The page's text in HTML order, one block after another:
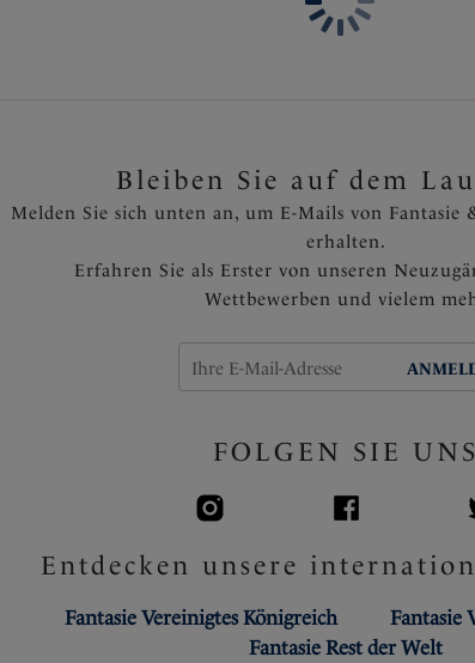
Bleiben Sie auf dem
Melden Sie sich unten an, um E-Mails von Fantasie
erhalten.
Erfahren Sie als Erster von unseren
Wettbewerben und vielem
FOLGEN SIE UNS
Entdecken unsere
Fantasie Vereinigtes Königreich
Fantasie
Fantasie Rest der Welt